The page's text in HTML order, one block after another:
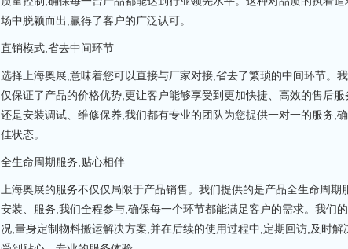
场中脱颖而出,赢得了客户的广泛认可。
直销模式,省去中间环节
选择上海奥展,意味着您可以直接与厂家对接,省去了繁琐的中间环节。
仅保证了产品的价格优势,更让客户能够享受到更加快捷、高效的售后服
还是安装调试、维修保养,我们都有专业的团队为您提供一对一的服务,
佳状态。
全生命周期服务,贴心相伴
上海奥展的服务不仅仅局限于产品销售。我们提供的是产品全生命周期
安装、服务,我们全程参与,确保每一个环节都能满足客户的需求。我们
况,量身定制物料搬运解决方案,并在后续的使用过程中,定期回访,及时